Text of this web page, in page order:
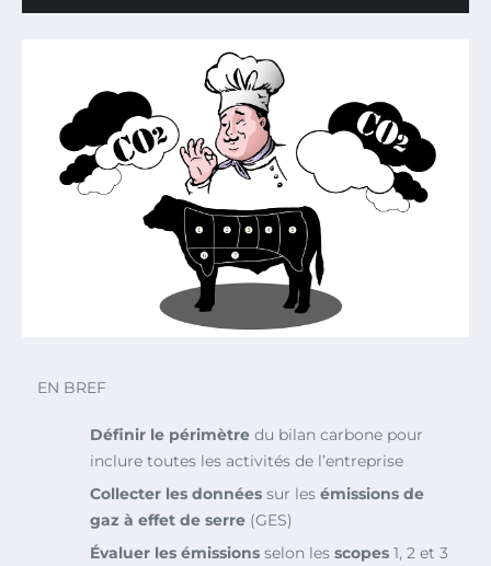
EN BREF
Définir le périmètre du bilan carbone pour
inclure toutes les activités de l’entreprise
Collecter les données sur les émissions de
gaz à effet de serre (GES)
Évaluer les émissions selon les scopes 1, 2 et 3